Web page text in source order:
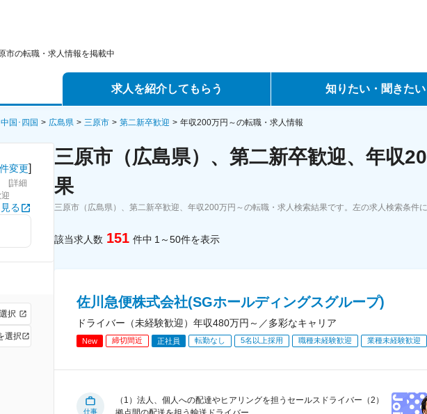
市の転職・求人情報を掲載中
求人を紹介してもらう
エージェントサービス
スカウトサービス
知りたい・聞きたい
転職ノウハウ
データで見る転職
中国･四国 広島県 三原市 第二新卒歓迎 年収200万円～の転職・求人情報
変更]
[詳細
る
択
選択
三原市（広島県）、第二新卒歓迎、年収
果
三原市（広島県）、第二新卒歓迎、年収200万円～の転職・求人検索結果です。左の求人検索条件
該当求人数 151 件中 1～50件を表示
佐川急便株式会社(SGホールディングスグループ)
ドライバー（未経験歓迎）年収480万円～／多彩なキャリア
New 締切間近 正社員 転勤なし 5名以上採用 職種未経験歓迎 業種未経験歓迎
仕事
（1）法人、個人への配達やヒアリングを担うセールスドライバー（2）